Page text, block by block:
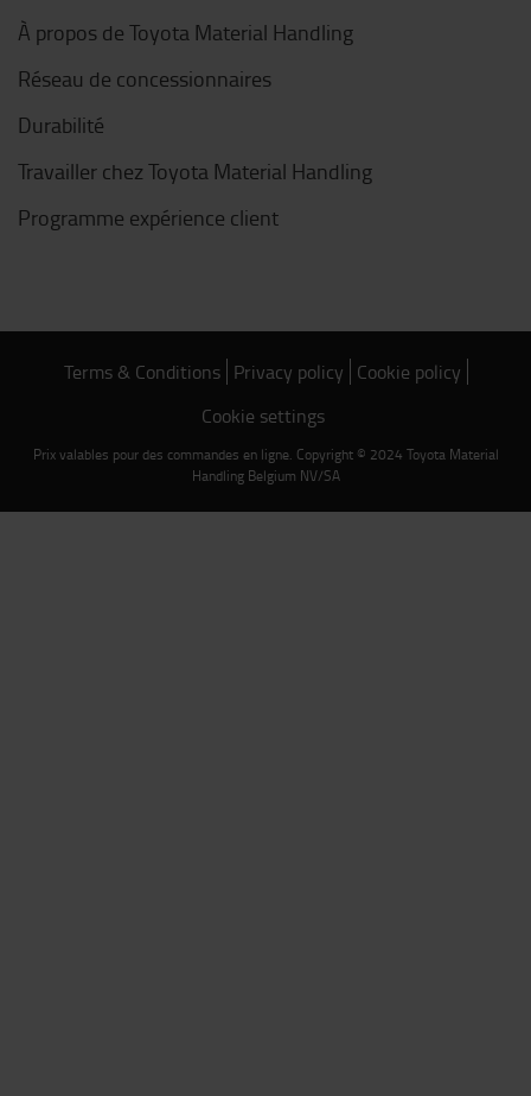
À propos de Toyota Material Handling
Réseau de concessionnaires
Durabilité
Travailler chez Toyota Material Handling
Programme expérience client
Terms & Conditions Privacy policy Cookie policy
Cookie settings
Prix valables pour des commandes en ligne. Copyright © 2024 Toyota Material
Handling Belgium NV/SA